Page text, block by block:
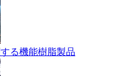
る機能樹脂製品